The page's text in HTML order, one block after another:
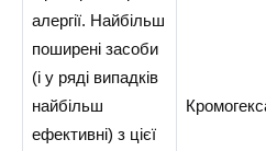
алергії. Найбільш
поширені засоби
(і у ряді випадків
найбільш
ефективні) з цієї